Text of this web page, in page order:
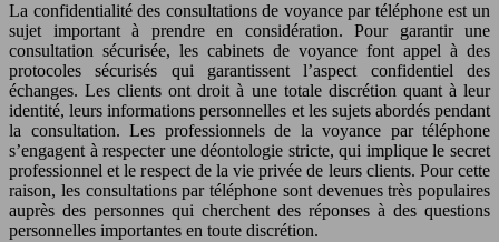
La confidentialité des consultations de voyance par téléphone est un
sujet important à prendre en considération. Pour garantir une
consultation sécurisée, les cabinets de voyance font appel à des
protocoles sécurisés qui garantissent l’aspect confidentiel des
échanges. Les clients ont droit à une totale discrétion quant à leur
identité, leurs informations personnelles et les sujets abordés pendant
la consultation. Les professionnels de la voyance par téléphone
s’engagent à respecter une déontologie stricte, qui implique le secret
professionnel et le respect de la vie privée de leurs clients. Pour cette
raison, les consultations par téléphone sont devenues très populaires
auprès des personnes qui cherchent des réponses à des questions
personnelles importantes en toute discrétion.